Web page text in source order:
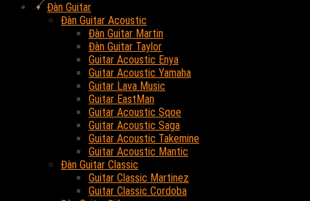
Đàn Guitar
Đàn Guitar Acoustic
Đàn Guitar Martin
Đàn Guitar Taylor
Guitar Acoustic Enya
Guitar Acoustic Yamaha
Guitar Lava Music
Guitar EastMan
Guitar Acoustic Sqoe
Guitar Acoustic Saga
Guitar Acoustic Takemine
Guitar Acoustic Mantic
Đàn Guitar Classic
Guitar Classic Martinez
Guitar Classic Cordoba